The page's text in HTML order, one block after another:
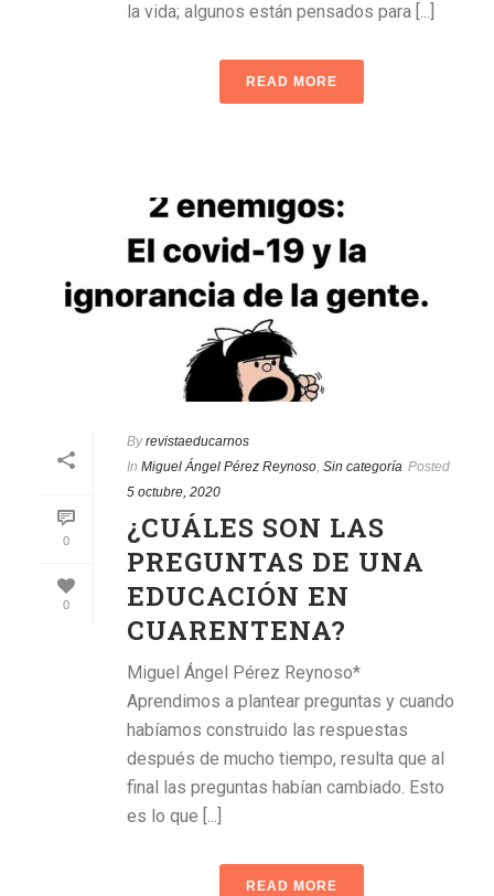
la vida; algunos están pensados para [...]
READ MORE
0
0
By revistaeducarnos
In Miguel Ángel Pérez Reynoso Sin categoría Posted
5 octubre, 2020
¿CUÁLES SON LAS
PREGUNTAS DE UNA
EDUCACIÓN EN
CUARENTENA?
Miguel Ángel Pérez Reynoso*
Aprendimos a plantear preguntas y cuando
habíamos construido las respuestas
después de mucho tiempo, resulta que al
final las preguntas habían cambiado. Esto
es lo que [...]
READ MORE